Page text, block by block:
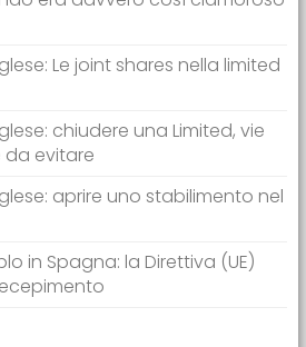
Le joint shares nella limited
chiudere una Limited, vie
da evitare
aprire uno stabilimento nel
in Spagna: la Direttiva (UE)